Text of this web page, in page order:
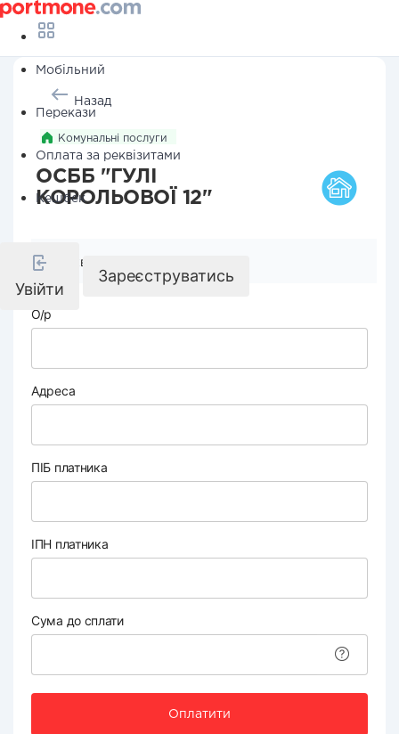
Мобільний
Перекази
Оплата за реквізитами
Кешбек
Увійти
Зареєструватись
Назад
Комунальні послуги
ОСББ "ГУЛІ
КОРОЛЬОВОЇ 12"
Реквізити компанії
О/р
Адреса
ПІБ платника
ІПН платника
Сума до сплати
Оплатити